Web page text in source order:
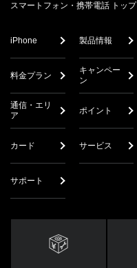
スマートフォン・携帯電話 トップ
iPhone 製品情報
料金プラン
キャンペー
ン
通信・エリ
ア
ポイント
カード サービス
サポート